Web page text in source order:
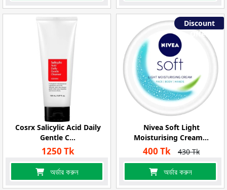
Cosrx Salicylic Acid Daily
Gentle C...
1250 Tk
অর্ডার করুন
Discount
Offer
Nivea Soft Light
Moisturising Cream...
400 Tk 430 Tk
অর্ডার করুন